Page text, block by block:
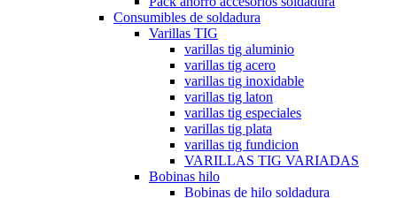
Consumibles de soldadura
Varillas TIG
varillas tig aluminio
varillas tig acero
varillas tig inoxidable
varillas tig laton
varillas tig especiales
varillas tig plata
varillas tig fundicion
VARILLAS TIG VARIADAS
Bobinas hilo
Bobinas de hilo soldadura